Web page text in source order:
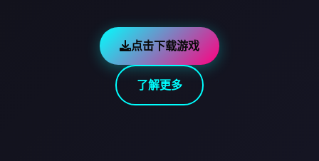
点击下载游戏
了解更多